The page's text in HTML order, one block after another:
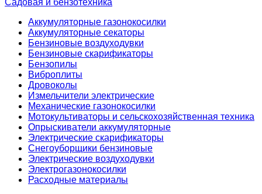
Садовая и бензотехника
Аккумуляторные газонокосилки
Аккумуляторные секаторы
Бензиновые воздуходувки
Бензиновые скарификаторы
Бензопилы
Виброплиты
Дровоколы
Измельчители электрические
Механические газонокосилки
Мотокультиваторы и сельскохозяйственная техника
Опрыскиватели аккумуляторные
Электрические скарификаторы
Снегоуборщики бензиновые
Электрические воздуходувки
Электрогазонокосилки
Расходные материалы